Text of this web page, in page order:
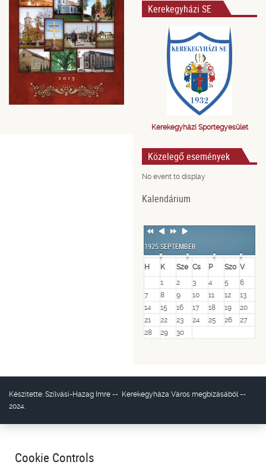
Kerekegyházi SE
Kerekegyházi Sportegyesület
Közelegő események
No event to display
Kalendárium
Previous
Previous
NextNext
1925 SEPTEMBER
H K Sze Cs P Szo V
1
2 3 4 5
6
7
8 9 10 11 12
13
14
15 16 17 18 19
20
21
22 23 24 25 26
27
28
29 30
Készítette: Szilvási-Hazag Imre -- Kerekegyháza Város megbízásából --
2024.
Cookie Controls